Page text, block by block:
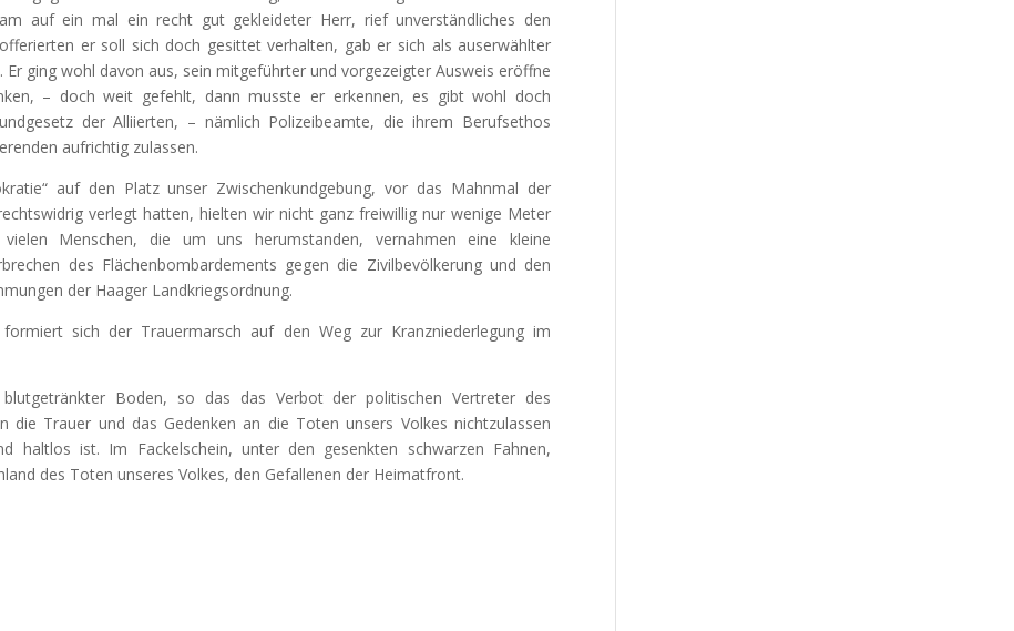
auf ein mal ein recht gut gekleideter Herr, rief unverständliches den
er soll sich doch gesittet verhalten, gab er sich als auserwählter
Er ging wohl davon aus, sein mitgeführter und vorgezeigter Ausweis eröffne
– doch weit gefehlt, dann musste er erkennen, es gibt wohl doch
der Alliierten, – nämlich Polizeibeamte, die ihrem Berufsethos
aufrichtig zulassen.
auf den Platz unser Zwischenkundgebung, vor das Mahnmal der
verlegt hatten, hielten wir nicht ganz freiwillig nur wenige Meter
Menschen, die um uns herumstanden, vernahmen eine kleine
des Flächenbombardements gegen die Zivilbevölkerung und den
der Haager Landkriegsordnung.
sich der Trauermarsch auf den Weg zur Kranzniederlegung im
Boden, so das das Verbot der politischen Vertreter des
die Trauer und das Gedenken an die Toten unsers Volkes nichtzulassen
haltlos ist. Im Fackelschein, unter den gesenkten schwarzen Fahnen,
des Toten unseres Volkes, den Gefallenen der Heimatfront.